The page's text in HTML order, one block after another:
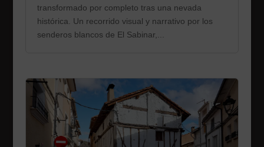
transformado por completo tras una nevada
histórica. Un recorrido visual y narrativo por los
senderos blancos de El Sabinar,...